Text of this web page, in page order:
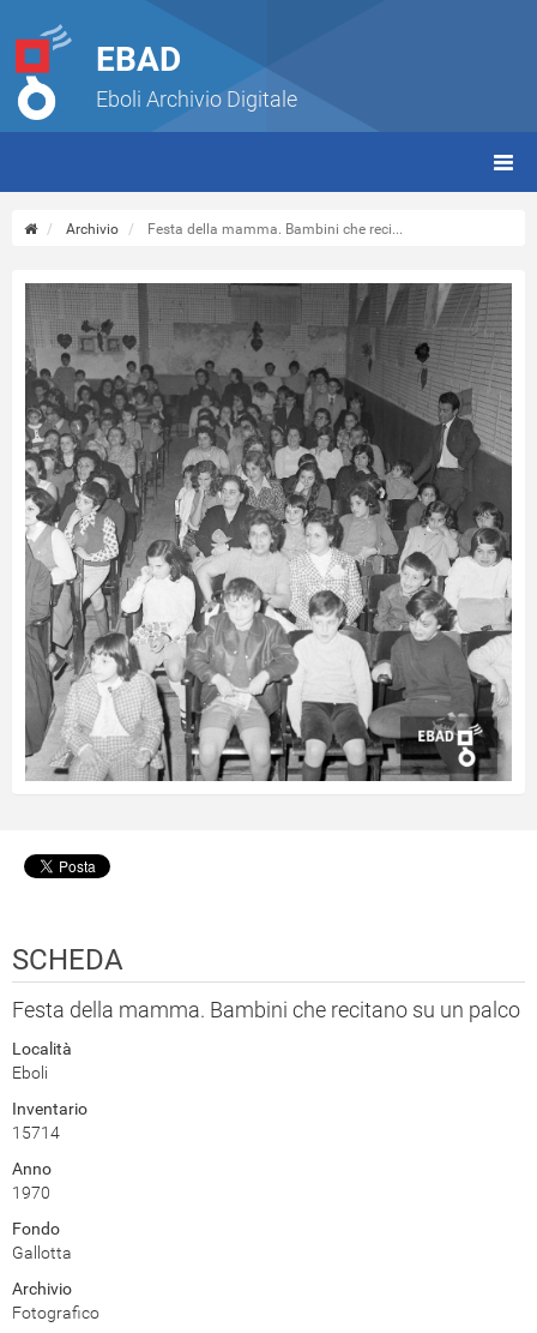
EBAD
Eboli Archivio Digitale
Archivio Festa della mamma. Bambini che reci...
SCHEDA
Festa della mamma. Bambini che recitano su un palco
Località
Eboli
Inventario
15714
Anno
1970
Fondo
Gallotta
Archivio
Fotografico